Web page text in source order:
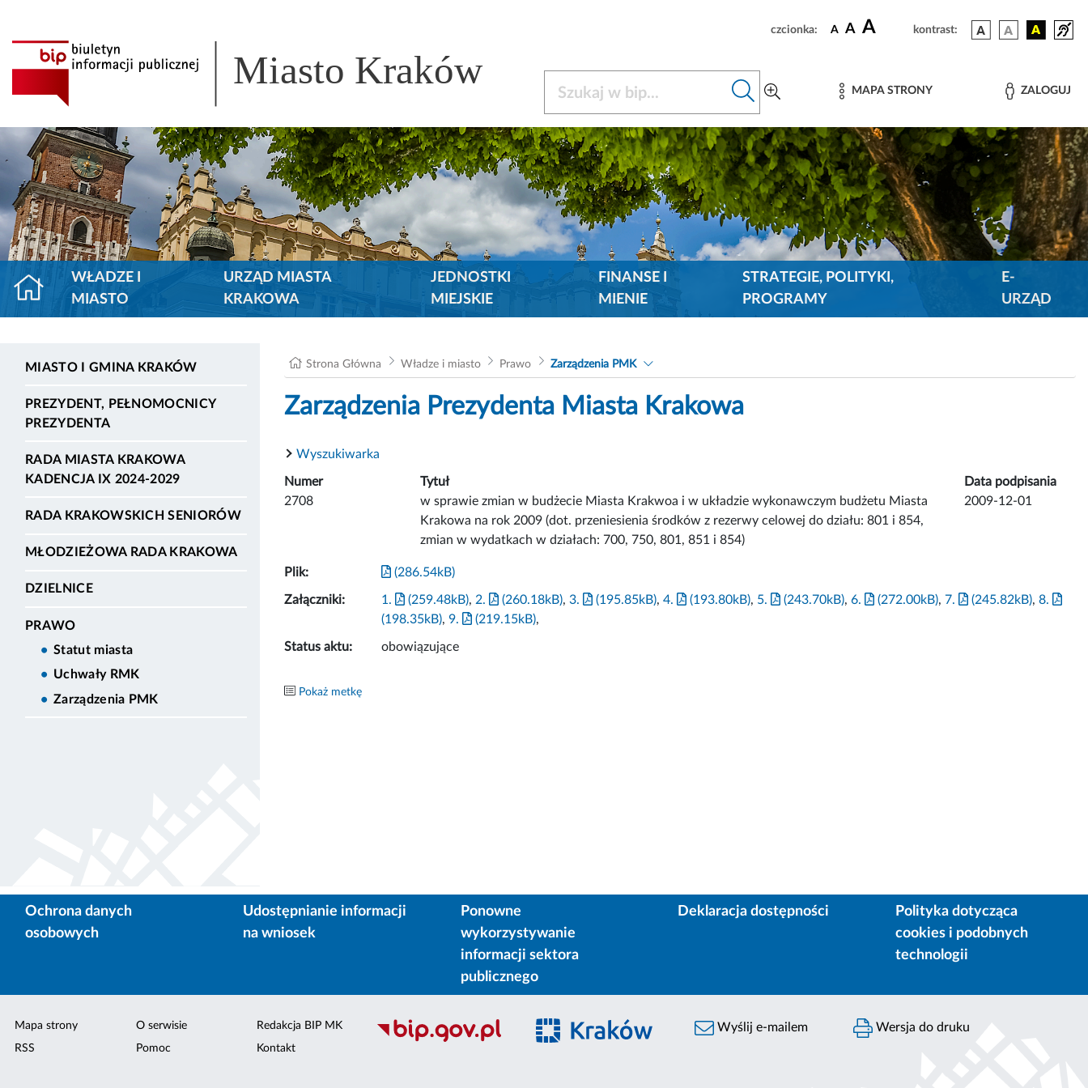
czcionka: A A A kontrast:
Miasto Kraków MAPA STRONY ZALOGUJ
WŁADZE I
MIASTO
URZĄD MIASTA
KRAKOWA
JEDNOSTKI
MIEJSKIE
FINANSE I
MIENIE
STRATEGIE, POLITYKI,
PROGRAMY
E-
URZĄD
MIASTO I GMINA KRAKÓW
PREZYDENT, PEŁNOMOCNICY
PREZYDENTA
RADA MIASTA KRAKOWA
KADENCJA IX 2024-2029
RADA KRAKOWSKICH SENIORÓW
MŁODZIEŻOWA RADA KRAKOWA
DZIELNICE
PRAWO
Statut miasta
Uchwały RMK
Zarządzenia PMK
Strona Główna Władze i miasto Prawo Zarządzenia PMK
Zarządzenia Prezydenta Miasta Krakowa
Wyszukiwarka
Numer Tytuł
Data podpisania
2708
w sprawie zmian w budżecie Miasta Krakwoa i w układzie wykonawczym budżetu Miasta
Krakowa na rok 2009 (dot. przeniesienia środków z rezerwy celowej do działu: 801 i 854,
zmian w wydatkach w działach: 700, 750, 801, 851 i 854)
2009-12-01
Plik: (286.54kB)
Załączniki: 1. (259.48kB), 2. (260.18kB), 3. (195.85kB), 4. (193.80kB), 5. (243.70kB), 6. (272.00kB), 7. (245.82kB), 8.
(198.35kB), 9. (219.15kB),
Status aktu: obowiązujące
Pokaż metkę
Ochrona danych
osobowych
Udostępnianie informacji
na wniosek
Ponowne
wykorzystywanie
informacji sektora
publicznego
Deklaracja dostępności
Polityka dotycząca
cookies i podobnych
technologii
Mapa strony
RSS
O serwisie
Pomoc
Redakcja BIP MK
Kontakt
Wyślij e-mailem Wersja do druku